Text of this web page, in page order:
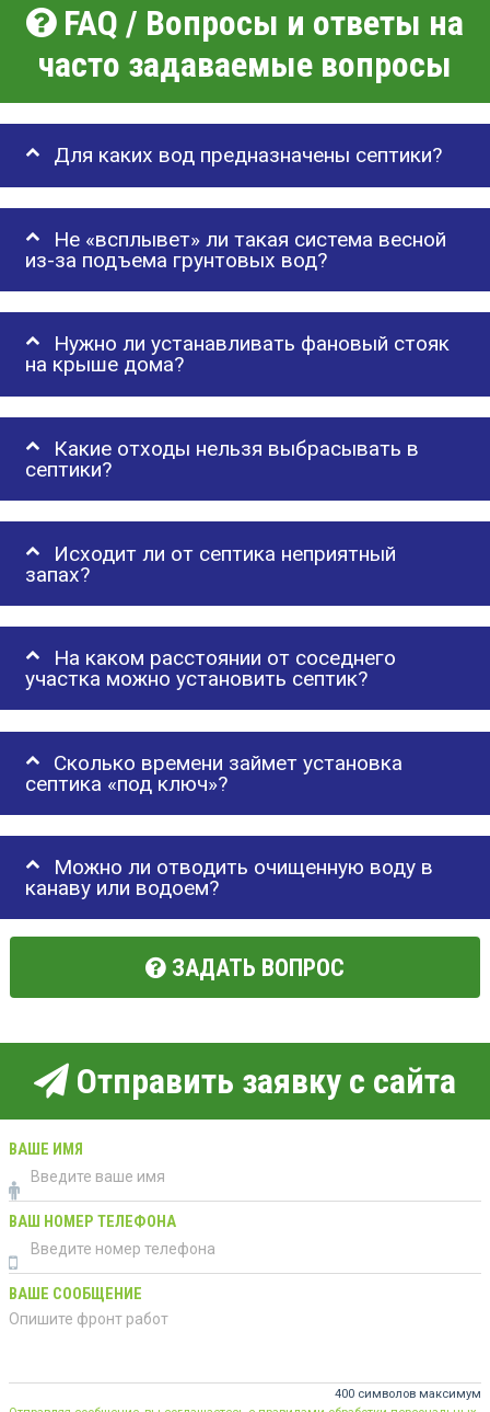
FAQ / Вопросы и ответы на
часто задаваемые вопросы
Для каких вод предназначены септики?
Не «всплывет» ли такая система весной
из-за подъема грунтовых вод?
Нужно ли устанавливать фановый стояк
на крыше дома?
Какие отходы нельзя выбрасывать в
септики?
Исходит ли от септика неприятный
запах?
На каком расстоянии от соседнего
участка можно установить септик?
Сколько времени займет установка
септика «под ключ»?
Можно ли отводить очищенную воду в
канаву или водоем?
ЗАДАТЬ ВОПРОС
Отправить заявку с сайта
ВАШЕ ИМЯ
ВАШ НОМЕР ТЕЛЕФОНА
ВАШЕ СООБЩЕНИЕ
400 символов максимум